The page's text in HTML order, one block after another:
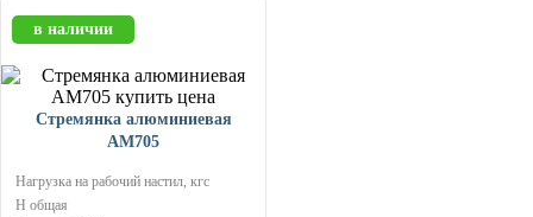
в наличии
Стремянка алюминиевая
AM705
Нагрузка на рабочий настил, кгс
Н общая